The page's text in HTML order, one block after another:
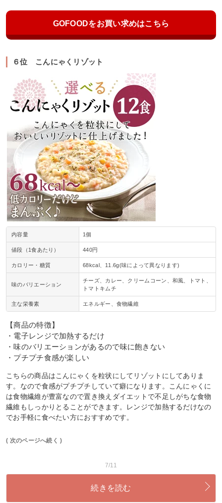
GOFOODをお買い求めはこちら
６位 こんにゃくリゾット
内容量 1個
値段（1食あたり） 440円
カロリー・糖質 68kcal、11.6g(味によって異なります)
味のバリエーション
チーズ、カレー、クリームコーン、和風、トマト、
トマトキムチ
主な栄養素 エネルギー、食物繊維
【商品の特徴】
・電子レンジで加熱するだけ
・味のバリエーションがあるので味に飽きない
・プチプチ食感が楽しい
こちらの商品はこんにゃくを粒状にしてリゾットにしてありま
す。なので食感がプチプチしていて癖になります。こんにゃくに
は食物繊維が豊富なので置き換えダイエットで不足しがちな食物
繊維もしっかりとることができます。レンジで加熱するだけなの
でお手軽に食べたい方におすすめです。
( 次のページへ続く )
7/11
続きを読む